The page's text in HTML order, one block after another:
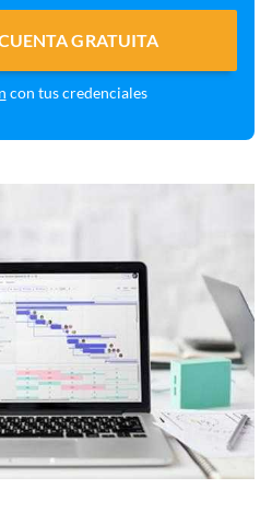
GRATUITA
con tus credenciales